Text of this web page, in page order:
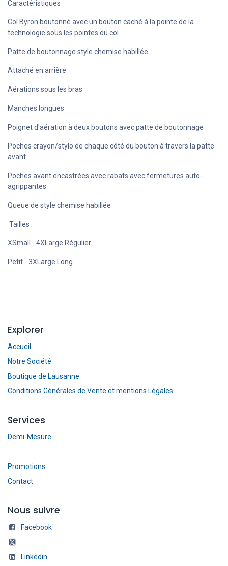
Caractéristiques
Col Byron boutonné avec un bouton caché à la pointe de la
technologie sous les pointes du col
Patte de boutonnage style chemise habillée
Attaché en arrière
Aérations sous les bras
Manches longues
Poignet d'aération à deux boutons avec patte de boutonnage
Poches crayon/stylo de chaque côté du bouton à travers la patte
avant
Poches avant encastrées avec rabats avec fermetures auto-
agrippantes
Queue de style chemise habillée
Tailles :
XSmall - 4XLarge Régulier
Petit - 3XLarge Long
Explorer
Accueil
Notre Société
Boutique de Lausanne
Conditions Générales de Vente et mentions Légales
Services
Demi-Mesure
Promotions
Contact
Nous suivre
Facebook
Linkedin